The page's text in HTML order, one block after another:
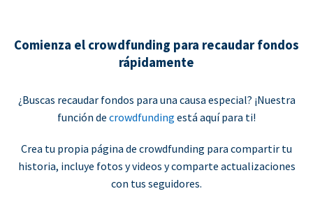
Comienza el crowdfunding para recaudar fondos
rápidamente
¿Buscas recaudar fondos para una causa especial? ¡Nuestra
función de crowdfunding está aquí para ti!
Crea tu propia página de crowdfunding para compartir tu
historia, incluye fotos y videos y comparte actualizaciones
con tus seguidores.